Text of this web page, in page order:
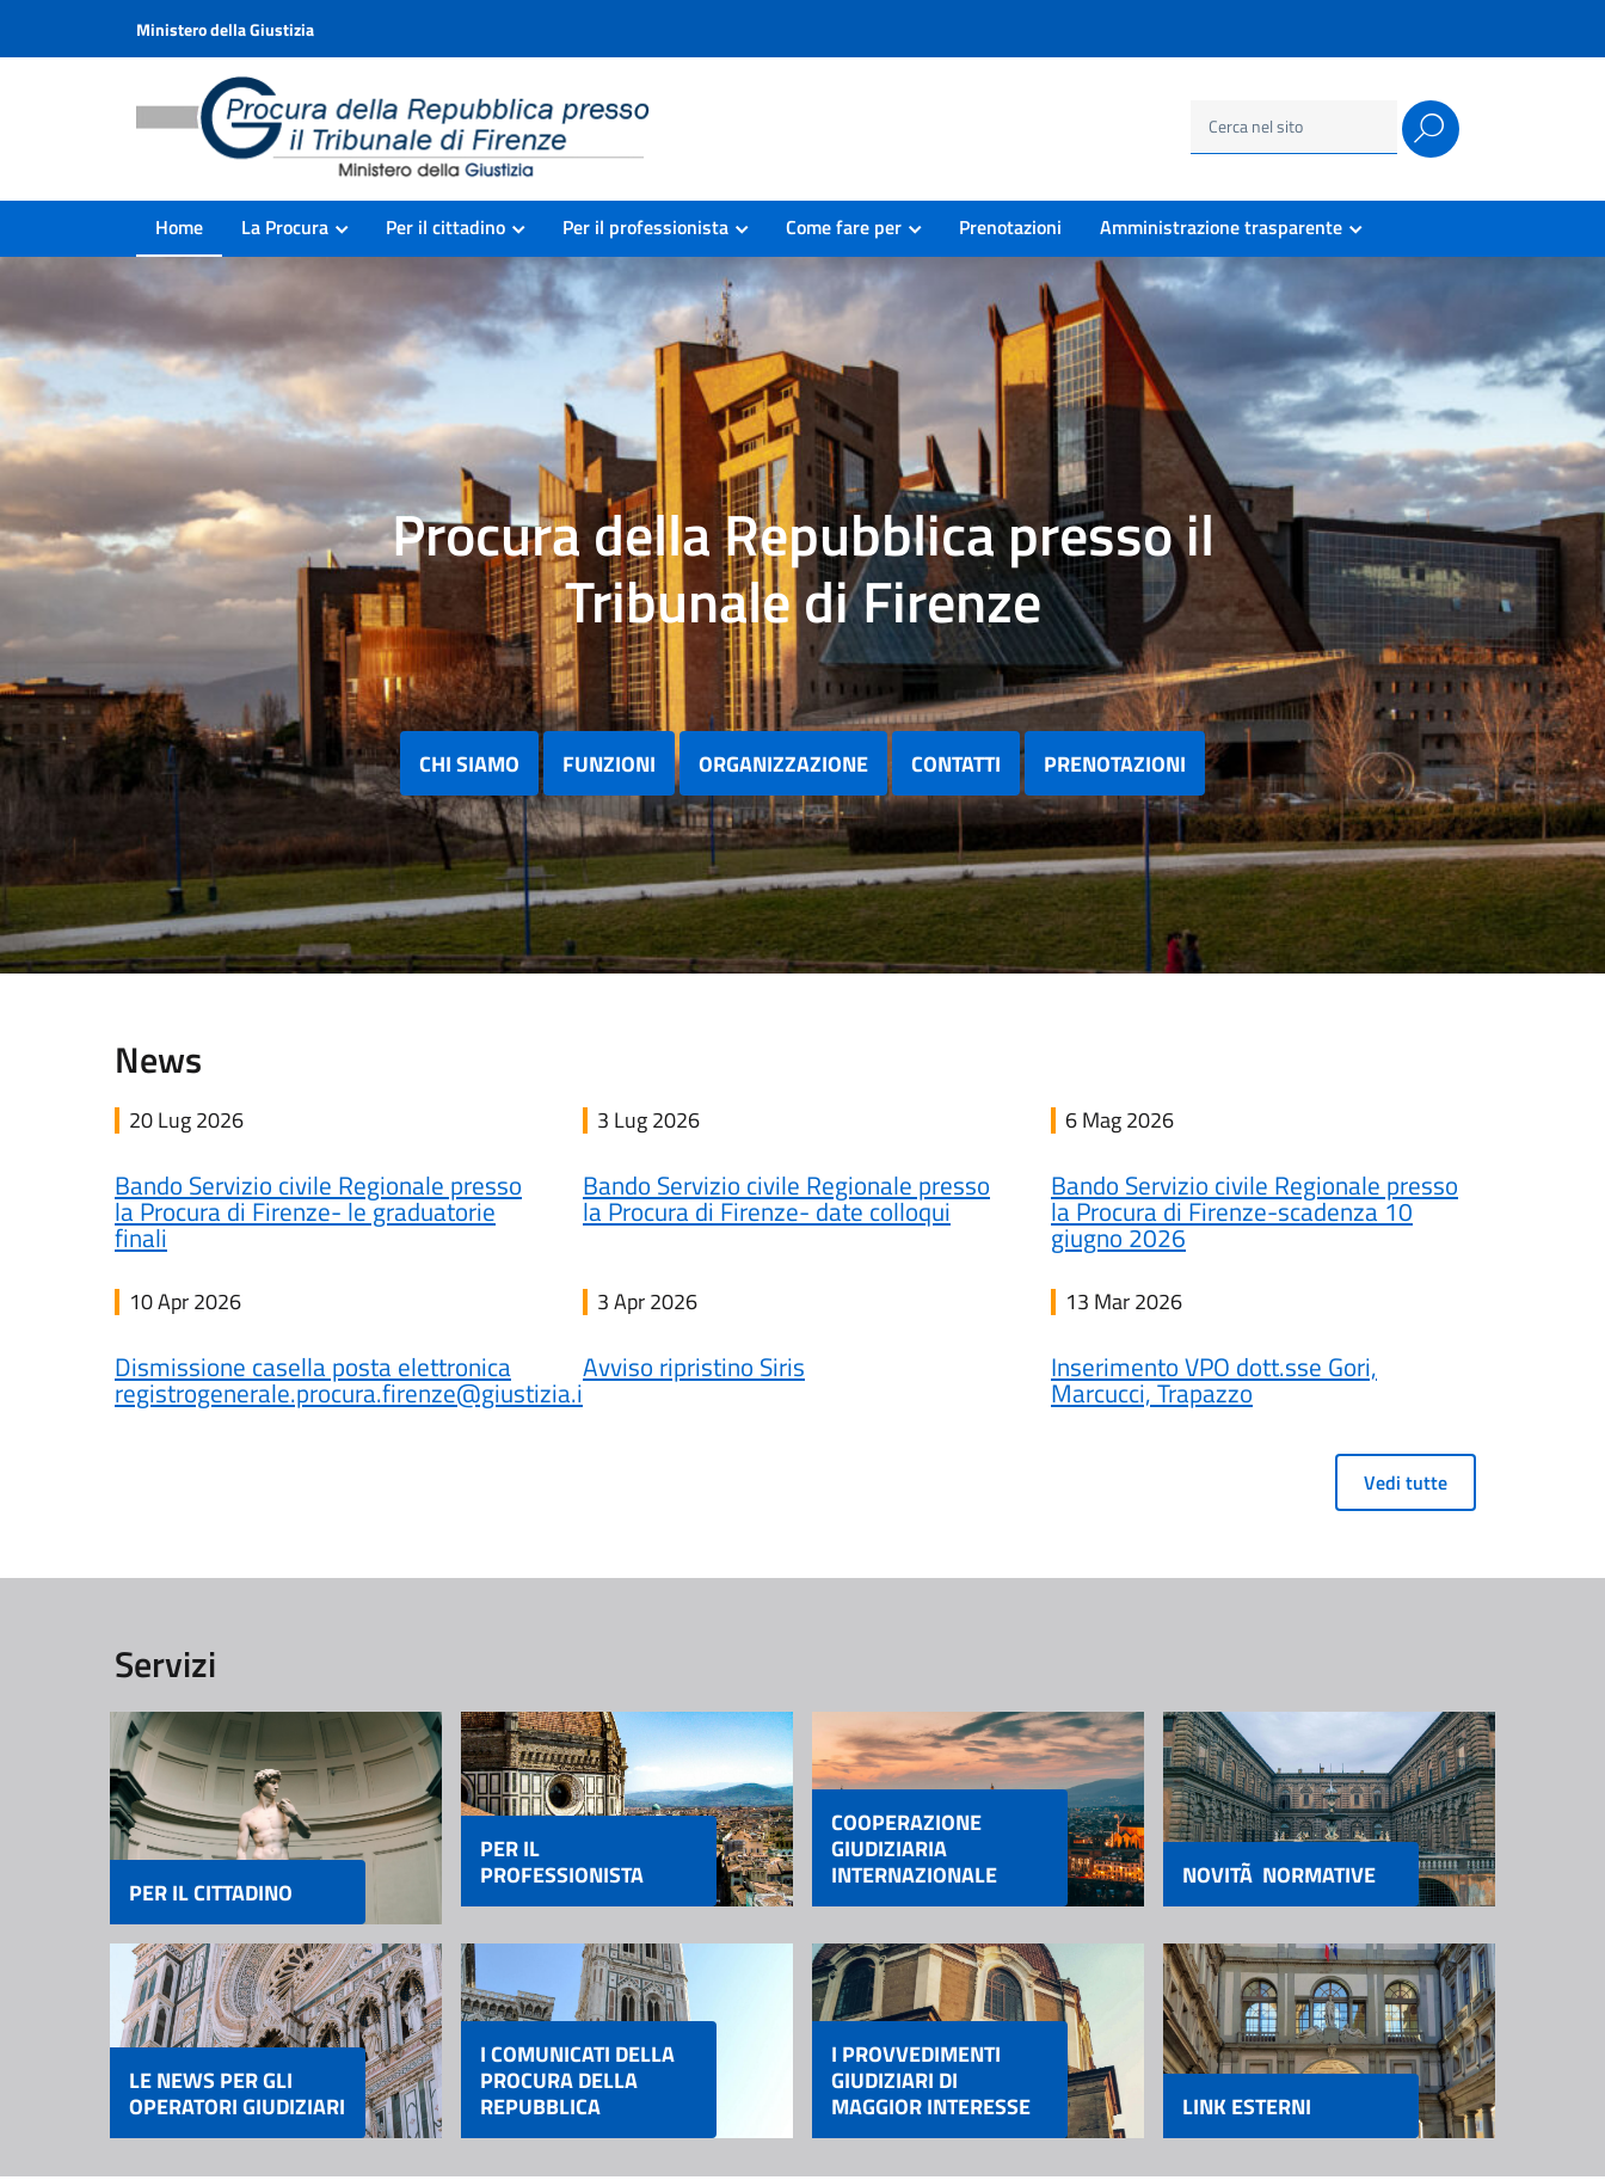
Ministero della Giustizia
per:
Home La Procura Per il cittadino Per il professionista Come fare per Prenotazioni Amministrazione trasparente
Procura della Repubblica presso il
Tribunale di Firenze
CHI SIAMO FUNZIONI ORGANIZZAZIONE CONTATTI PRENOTAZIONI
News
20 Lug 2026
Bando Servizio civile Regionale presso
la Procura di Firenze- le graduatorie
finali
3 Lug 2026
Bando Servizio civile Regionale presso
la Procura di Firenze- date colloqui
6 Mag 2026
Bando Servizio civile Regionale presso
la Procura di Firenze-scadenza 10
giugno 2026
10 Apr 2026
Dismissione casella posta elettronica
registrogenerale.procura.firenze@giustizia.it
3 Apr 2026
Avviso ripristino Siris
13 Mar 2026
Inserimento VPO dott.sse Gori,
Marcucci, Trapazzo
Vedi tutte
Servizi
PER IL CITTADINO
PER IL
PROFESSIONISTA
COOPERAZIONE
GIUDIZIARIA
INTERNAZIONALE NOVITÃ NORMATIVE
LE NEWS PER GLI
OPERATORI GIUDIZIARI
I COMUNICATI DELLA
PROCURA DELLA
REPUBBLICA
I PROVVEDIMENTI
GIUDIZIARI DI
MAGGIOR INTERESSE LINK ESTERNI